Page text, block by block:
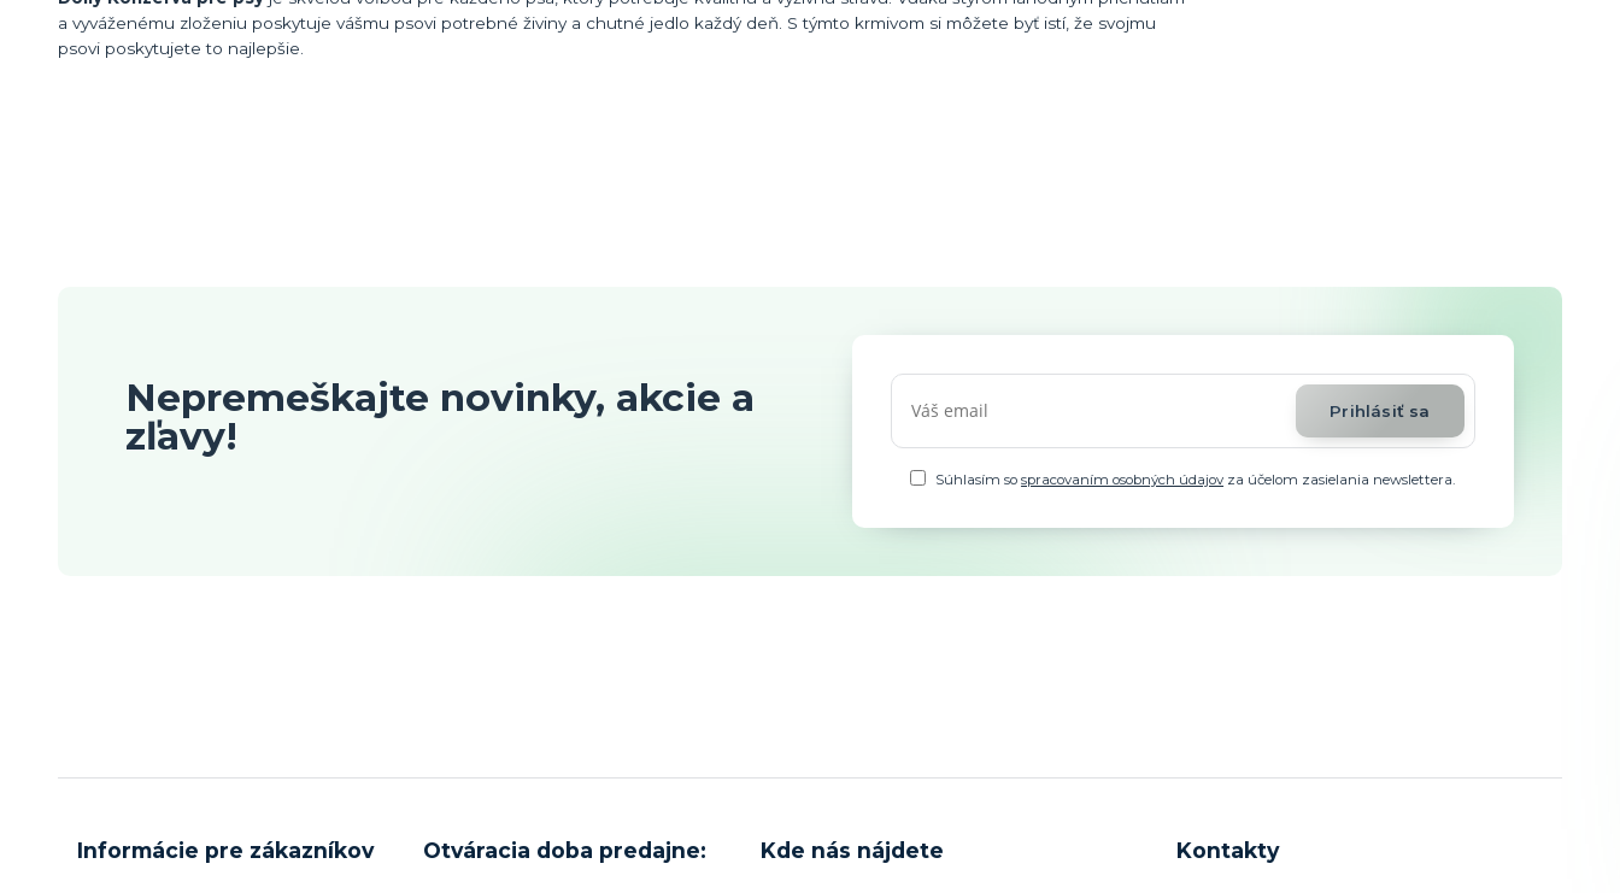
a vyváženému zloženiu poskytuje vášmu psovi potrebné živiny a chutné jedlo každý deň. S týmto krmivom si môžete byť istí, že svojmu
psovi poskytujete to najlepšie.
Nepremeškajte novinky, akcie a
zľavy!
Prihlásiť sa
Súhlasím sospracovaním osobných údajov za účelom zasielania newslettera.
Informácie pre zákazníkov Otváracia doba predajne: Kde nás nájdete Kontakty